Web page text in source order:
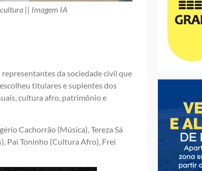
|| Imagem IA
da sociedade civil que
titulares e suplentes dos
cultura afro, patrimônio e
Cachorrão (Música), Tereza Sá
Pai Toninho (Cultura Afro), Frei